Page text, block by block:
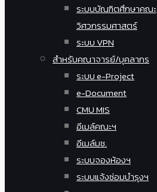
ระบบบัณฑิตศึกษาคณะ
วิศวกรรมศาสตร์
ระบบ VPN
สำหรับคณาจารย์/บุคลากร
ระบบ e-Project
e-Document
CMU MIS
อีเมล์คณะฯ
อีเมล์มช.
ระบบจองห้องฯ
ระบบแจ้งซ่อมบำรุงฯ